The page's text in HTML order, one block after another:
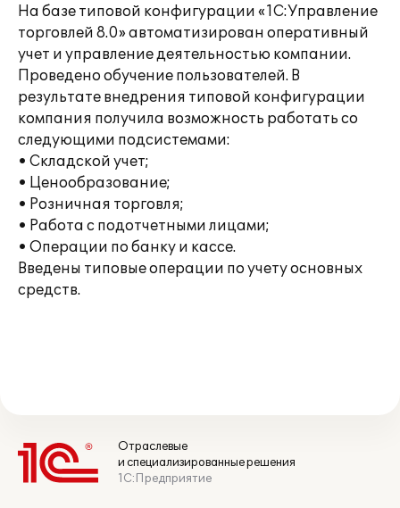
На базе типовой конфигурации «1С:Управление
торговлей 8.0» автоматизирован оперативный
учет и управление деятельностью компании.
Проведено обучение пользователей. В
результате внедрения типовой конфигурации
компания получила возможность работать со
следующими подсистемами:
• Складской учет;
• Ценообразование;
• Розничная торговля;
• Работа с подотчетными лицами;
• Операции по банку и кассе.
Введены типовые операции по учету основных
средств.
Отраслевые
и специализированные решения
1С:Предприятие